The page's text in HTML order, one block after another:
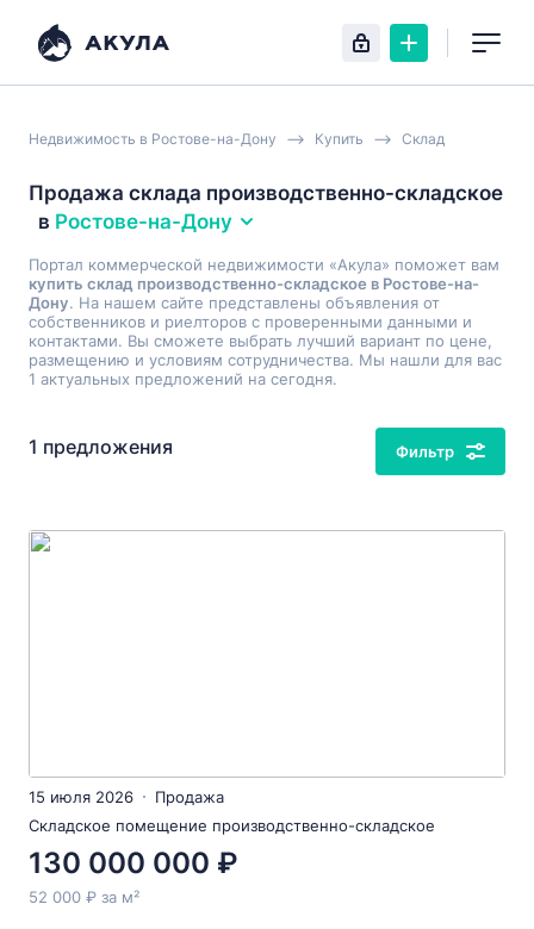
Недвижимость в Ростове-на-Дону Купить Склад
Продажа склада производственно-складское
в Ростове-на-Дону
Портал коммерческой недвижимости «Акула» поможет вам
купить склад производственно-складское в Ростове-на-
Дону. На нашем сайте представлены объявления от
собственников и риелторов с проверенными данными и
контактами. Вы сможете выбрать лучший вариант по цене,
размещению и условиям сотрудничества. Мы нашли для вас
1 актуальных предложений на сегодня.
1 предложения Фильтр
15 июля 2026
Продажа
Складское помещение производственно-складское
130 000 000 ₽
52 000 ₽ за м²